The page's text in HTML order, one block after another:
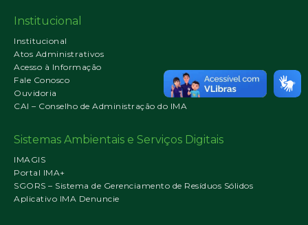
Institucional
Institucional
Atos Administrativos
Acesso à Informação
Fale Conosco
Ouvidoria
CAI – Conselho de Administração do IMA
Sistemas Ambientais e Serviços Digitais
IMAGIS
Portal IMA+
SGORS – Sistema de Gerenciamento de Resíduos Sólidos
Aplicativo IMA Denuncie